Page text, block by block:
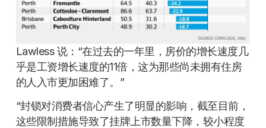
Lawless 说：“在过去的一年里，房价的增长速度几
乎是工资增长速度的11倍，这为那些尚未拥有住房
的人入市更加困难了。”
“封锁对消费者信心产生了明显的影响，截至目前，
这些限制措施导致了挂牌上市数量下降，较小程度